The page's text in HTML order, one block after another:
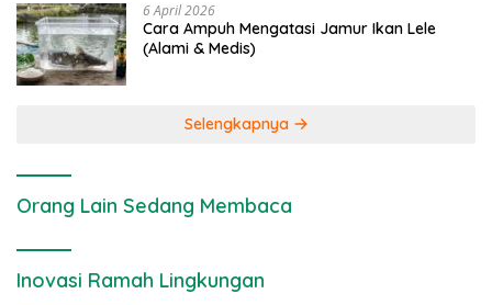
6 April 2026
Cara Ampuh Mengatasi Jamur Ikan Lele
(Alami & Medis)
Selengkapnya
Orang Lain Sedang Membaca
Inovasi Ramah Lingkungan